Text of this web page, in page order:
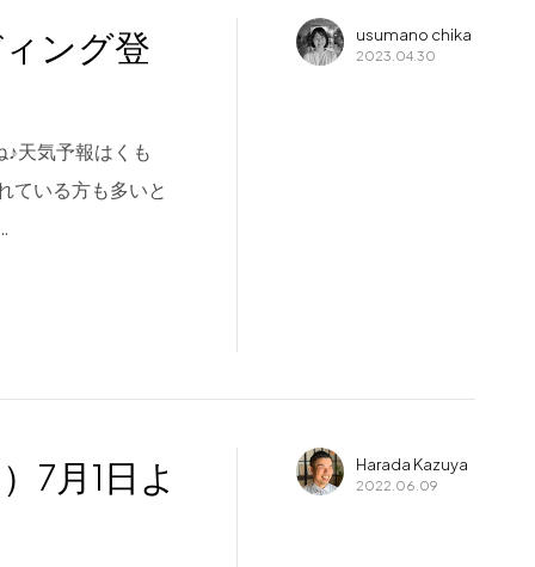
ング登
天気予報はくも
ている方も多いと
usumano chika
2023.04.30
7月1日よ Harada Kazuya
2022.06.09